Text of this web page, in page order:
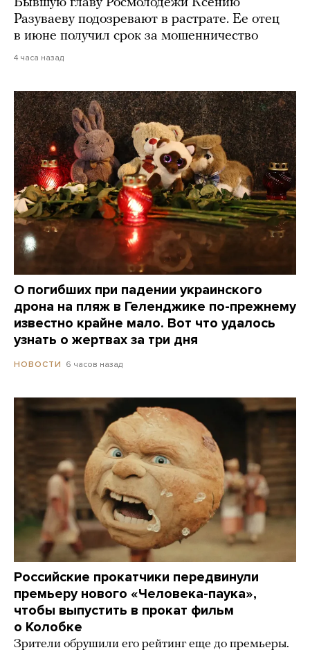
Бывшую главу Росмолодежи Ксению
Разуваеву подозревают в растрате. Ее отец
в июне получил срок за мошенничество
4 часа назад
О погибших при падении украинского
дрона на пляж в Геленджике по-прежнему
известно крайне мало. Вот что удалось
узнать о жертвах за три дня
НОВОСТИ 6 часов назад
Российские прокатчики передвинули
премьеру нового «Человека-паука»,
чтобы выпустить в прокат фильм
о Колобке
Зрители обрушили его рейтинг еще до премьеры.